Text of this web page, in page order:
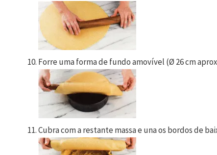
Forre uma forma de fundo amovível (Ø 26 cm
Cubra com a restante massa e una os bordos de